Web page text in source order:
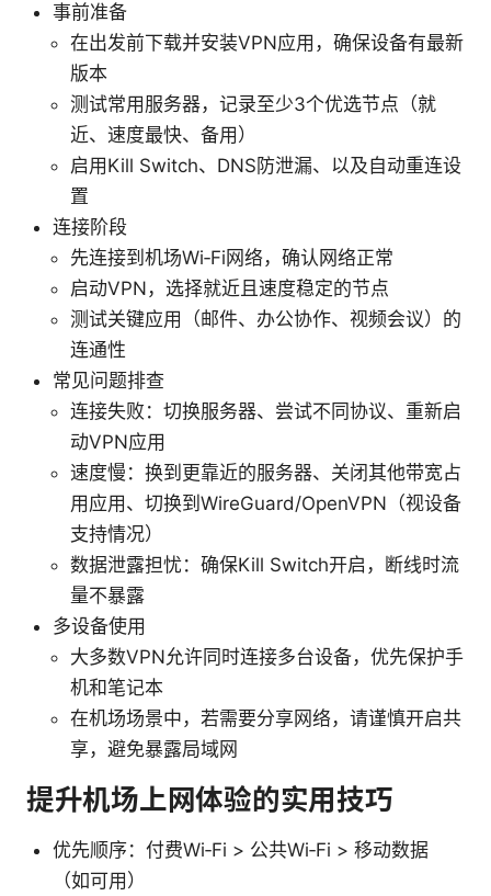
事前准备
在出发前下载并安装VPN应用，确保设备有最新
版本
测试常用服务器，记录至少3个优选节点（就
近、速度最快、备用）
启用Kill Switch、DNS防泄漏、以及自动重连设
置
连接阶段
先连接到机场Wi‑Fi网络，确认网络正常
启动VPN，选择就近且速度稳定的节点
测试关键应用（邮件、办公协作、视频会议）的
连通性
常见问题排查
连接失败：切换服务器、尝试不同协议、重新启
动VPN应用
速度慢：换到更靠近的服务器、关闭其他带宽占
用应用、切换到WireGuard/OpenVPN（视设备
支持情况）
数据泄露担忧：确保Kill Switch开启，断线时流
量不暴露
多设备使用
大多数VPN允许同时连接多台设备，优先保护手
机和笔记本
在机场场景中，若需要分享网络，请谨慎开启共
享，避免暴露局域网
提升机场上网体验的实用技巧
优先顺序：付费Wi‑Fi > 公共Wi‑Fi > 移动数据
（如可用）